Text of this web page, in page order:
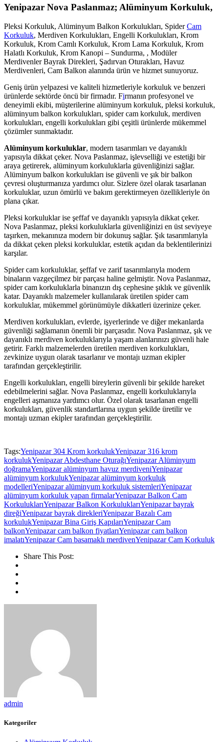
Yenipazar Nova Paslanmaz; Alüminyum Korkuluk,
Pleksi Korkuluk, Alüminyum Balkon Korkulukları, SpiderCam
Korkuluk, Merdiven Korkulukları, Engelli Korkulukları, Krom
Korkuluk, Krom Camlı Korkuluk, Krom Lama Korkuluk, Krom
Halatlı Korkuluk, Krom Kanopi – Sundurma, , Modüler
Merdivenler Bayrak Direkleri, Şadırvan Oturakları, Havuz
Merdivenleri, Cam Balkon alanında ürün ve hizmet sunuyoruz.
Geniş ürün yelpazesi ve kaliteli hizmetleriyle korkuluk ve benzeri
ürünlerde sektörde öncü bir firmadır. Firmanın profesyonel ve
deneyimli ekibi, müşterilerine alüminyum korkuluk, pleksi korkuluk,
alüminyum balkon korkulukları, spider cam korkuluk, merdiven
korkulukları, engelli korkulukları gibi çeşitli ürünlerde mükemmel
çözümler sunmaktadır.
Alüminyum korkuluklar, modern tasarımları ve dayanıklı
yapısıyla dikkat çeker. Nova Paslanmaz, işlevselliği ve estetiği bir
araya getirerek, alüminyum korkuluklarla güvenliğinizi sağlar.
Alüminyum balkon korkulukları ise güvenli ve şık bir balkon
çevresi oluşturmanıza yardımcı olur. Sizlere özel olarak tasarlanan
korkuluklar, uzun ömürlü ve bakım gerektirmeyen özellikleriyle ön
plana çıkar.
Pleksi korkuluklar ise şeffaf ve dayanıklı yapısıyla dikkat çeker.
Nova Paslanmaz, pleksi korkuluklarla güvenliğinizi en üst seviyeye
taşırken, mekanınıza modern bir dokunuş sağlar. Şık tasarımlarıyla
da dikkat çeken pleksi korkuluklar, estetik açıdan da beklentilerinizi
karşılar.
Spider cam korkuluklar, şeffaf ve zarif tasarımlarıyla modern
binaların vazgeçilmez bir parçası haline gelmiştir. Nova Paslanmaz,
spider cam korkuluklarla binanızın dış cephesine şıklık ve güvenlik
katar. Dayanıklı malzemeler kullanılarak üretilen spider cam
korkuluklar, mükemmel görünümüyle dikkatleri üzerinize çeker.
Merdiven korkulukları, evlerde, işyerlerinde ve diğer mekanlarda
güvenliği sağlamanın önemli bir parçasıdır. Nova Paslanmaz, şık ve
dayanıklı merdiven korkuluklarıyla yaşam alanlarınızı güvenli hale
getirir. Farklı malzemelerden üretilen merdiven korkulukları,
zevkinize uygun olarak tasarlanır ve montajı uzman ekipler
tarafından gerçekleştirilir.
Engelli korkulukları, engelli bireylerin güvenli bir şekilde hareket
edebilmelerini sağlar. Nova Paslanmaz, engelli korkuluklarıyla
engelleri aşmanıza yardımcı olur. Özel olarak tasarlanan engelli
korkulukları, güvenlik standartlarına uygun şekilde üretilir ve
montajı uzman ekipler tarafından gerçekleştirilir.
Tags:Yenipazar 304 Krom korkulukYenipazar 316 krom
korkulukYenipazar Abdesthane OturağıYenipazar Alüminyum
doğramaYenipazar alüminyum havuz merdiveniYenipazar
alüminyum korkulukYenipazar alüminyum korkuluk
modelleriYenipazar alüminyum korkuluk sistemleriYenipazar
alüminyum korkuluk yapan firmalarYenipazar Balkon Cam
KorkuluklarıYenipazar Balkon KorkuluklarıYenipazar bayrak
direğiYenipazar bayrak direkleriYenipazar Bazalı Cam
korkulukYenipazar Bina Giriş KapılarıYenipazar Cam
balkonYenipazar cam balkon fiyatlarıYenipazar cam balkon
imalatıYenipazar Cam basamaklı merdivenYenipazar Cam Korkuluk
Share This Post:
admin
Kategoriler